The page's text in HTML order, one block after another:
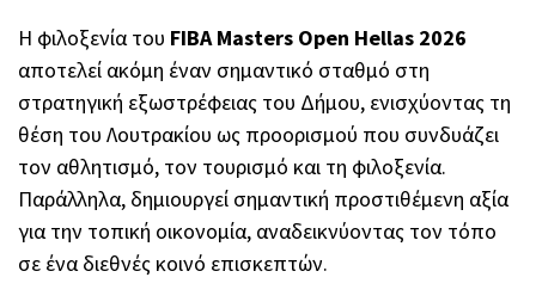
Η φιλοξενία του FIBA Masters Open Hellas 2026
αποτελεί ακόμη έναν σημαντικό σταθμό στη
στρατηγική εξωστρέφειας του Δήμου, ενισχύοντας τη
θέση του Λουτρακίου ως προορισμού που συνδυάζει
τον αθλητισμό, τον τουρισμό και τη φιλοξενία.
Παράλληλα, δημιουργεί σημαντική προστιθέμενη αξία
για την τοπική οικονομία, αναδεικνύοντας τον τόπο
σε ένα διεθνές κοινό επισκεπτών.